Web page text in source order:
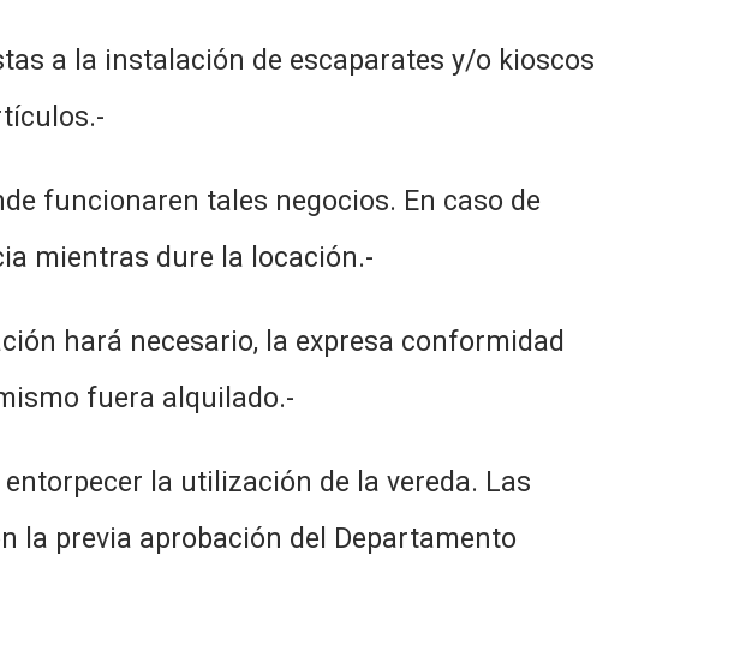
a la instalación de escaparates y/o kioscos
funcionaren tales negocios. En caso de
mientras dure la locación.-
hará necesario, la expresa conformidad
fuera alquilado.-
la utilización de la vereda. Las
la previa aprobación del Departamento